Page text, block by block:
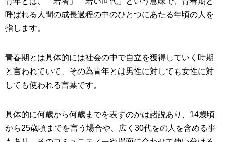
呼ばれる人間の成長過程の中のひとつにあたる年頃の人を
指します。
青春期とは具体的には社会の中で自立を獲得していく時期
と言われていて、その為青年とは男性に対しても女性に対
しても使われる言葉です。
具体的に何歳から何歳までを表すのかは諸説あり、14歳頃
から25歳頃までを言う場合や、広く30代をの人を含める事